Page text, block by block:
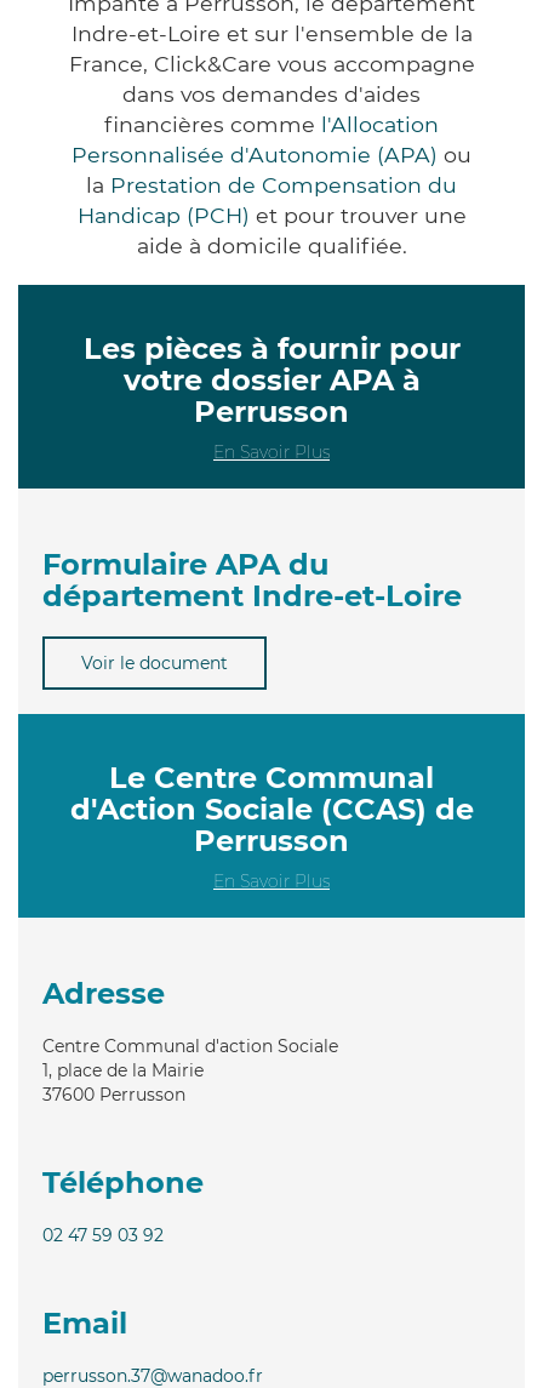
Indre-et-Loire et sur l'ensemble de la
France, Click&Care vous accompagne
dans vos demandes d'aides
financières comme l'Allocation
Personnalisée d'Autonomie (APA) ou
la Prestation de Compensation du
Handicap (PCH) et pour trouver une
aide à domicile qualifiée.
Les pièces à fournir pour
votre dossier APA à
Perrusson
En Savoir Plus
Formulaire APA du
département Indre-et-Loire
Voir le document
Le Centre Communal
d'Action Sociale (CCAS) de
Perrusson
En Savoir Plus
Adresse
Centre Communal d'action Sociale
1, place de la Mairie
37600 Perrusson
Téléphone
02 47 59 03 92
Email
perrusson.37@wanadoo.fr